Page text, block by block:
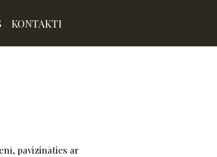
KONTAKTI
pavizināties ar